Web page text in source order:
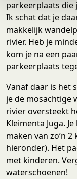
eparkeerplaats
Ik schat dat je
makkelijk
rivier. Heb je
kom je na een
parkeerplaats
Vanaf daar is het
je de mosachtige
rivier oversteekt
Kleimenta Juga.
maken van zo’n
hieronder). Het
met kinderen.
waterschoenen!